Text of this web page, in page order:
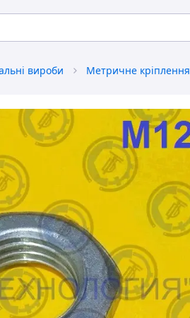
вироби Метричне кріплення